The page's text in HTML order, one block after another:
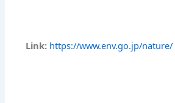
Link: https://www.env.go.jp/nature/